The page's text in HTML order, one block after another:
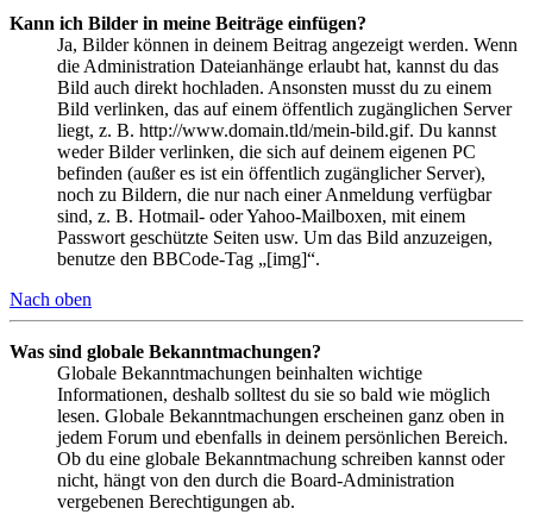
Kann ich Bilder in meine Beiträge einfügen?
Ja, Bilder können in deinem Beitrag angezeigt werden. Wenn
die Administration Dateianhänge erlaubt hat, kannst du das
Bild auch direkt hochladen. Ansonsten musst du zu einem
Bild verlinken, das auf einem öffentlich zugänglichen Server
liegt, z. B. http://www.domain.tld/mein-bild.gif. Du kannst
weder Bilder verlinken, die sich auf deinem eigenen PC
befinden (außer es ist ein öffentlich zugänglicher Server),
noch zu Bildern, die nur nach einer Anmeldung verfügbar
sind, z. B. Hotmail- oder Yahoo-Mailboxen, mit einem
Passwort geschützte Seiten usw. Um das Bild anzuzeigen,
benutze den BBCode-Tag „[img]“.
Nach oben
Was sind globale Bekanntmachungen?
Globale Bekanntmachungen beinhalten wichtige
Informationen, deshalb solltest du sie so bald wie möglich
lesen. Globale Bekanntmachungen erscheinen ganz oben in
jedem Forum und ebenfalls in deinem persönlichen Bereich.
Ob du eine globale Bekanntmachung schreiben kannst oder
nicht, hängt von den durch die Board-Administration
vergebenen Berechtigungen ab.